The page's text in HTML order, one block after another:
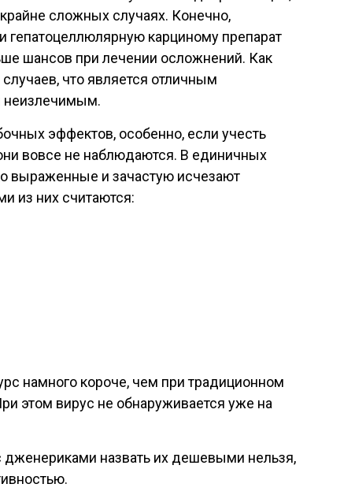
сложных случаях. Конечно,
гепатоцеллюлярную карциному препарат
шансов при лечении осложнений. Как
что является отличным
неизлечимым.
эффектов, особенно, если учесть
вовсе не наблюдаются. В единичных
выраженные и зачастую исчезают
из них считаются:
намного короче, чем при традиционном
этом вирус не обнаруживается уже на
назвать их дешевыми нельзя,